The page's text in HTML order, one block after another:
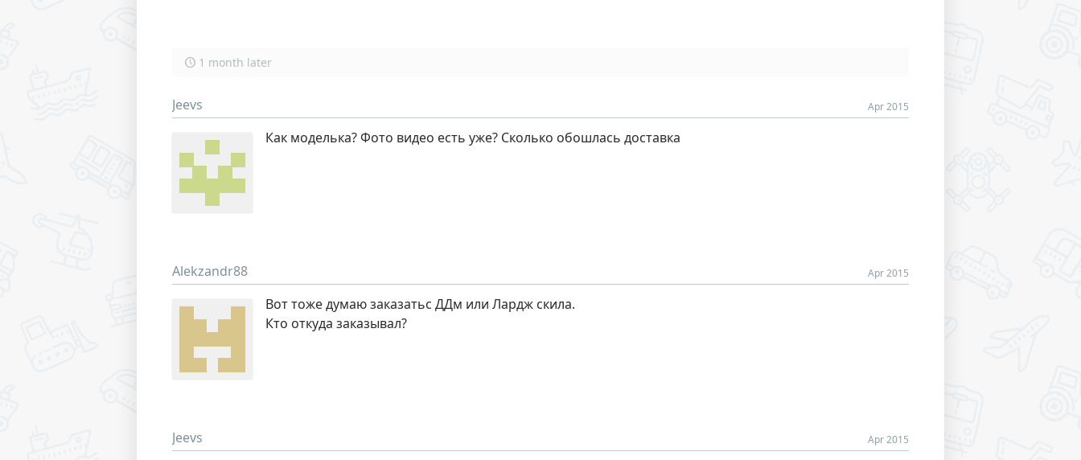
1 month later
Jeevs Apr 2015
Как моделька? Фото видео есть уже? Сколько обошлась доставка
Alekzandr88 Apr 2015
Вот тоже думаю заказатьс ДДм или Лардж скила.
Кто откуда заказывал?
Jeevs Apr 2015